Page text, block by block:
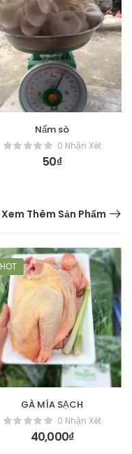
Nấm sò
0 Nhận Xét
50₫
Xem Thêm Sản Phẩm
HOT
GÀ MÍA SẠCH
0 Nhận Xét
40,000₫